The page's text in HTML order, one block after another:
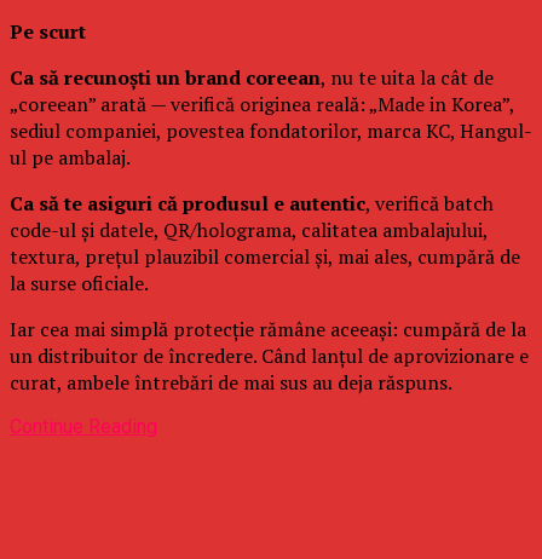
Pe scurt
Ca să recunoști un brand coreean, nu te uita la cât de
„coreean” arată — verifică originea reală: „Made in Korea”,
sediul companiei, povestea fondatorilor, marca KC, Hangul-
ul pe ambalaj.
Ca să te asiguri că produsul e autentic, verifică batch
code-ul și datele, QR/holograma, calitatea ambalajului,
textura, prețul plauzibil comercial și, mai ales, cumpără de
la surse oficiale.
Iar cea mai simplă protecție rămâne aceeași: cumpără de la
un distribuitor de încredere. Când lanțul de aprovizionare e
curat, ambele întrebări de mai sus au deja răspuns.
Continue Reading